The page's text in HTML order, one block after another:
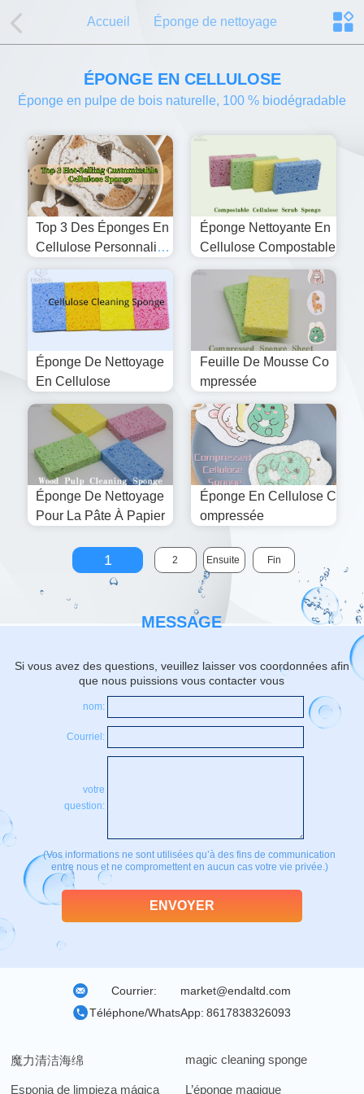
Accueil Éponge de nettoyage
ÉPONGE EN CELLULOSE
Éponge en pulpe de bois naturelle, 100 % biodégradable
Top 3 Des Éponges En
Cellulose Personnalisa
Bles Les Plus Vendues
Éponge Nettoyante En
Cellulose Compostable
Éponge De Nettoyage
En Cellulose
Feuille De Mousse Co
Mpressée
Éponge De Nettoyage
Pour La Pâte À Papier
Éponge En Cellulose C
Ompressée
1 2 Ensuite Fin
MESSAGE
Si vous avez des questions, veuillez laisser vos coordonnées afin
que nous puissions vous contacter vous
nom:
Courriel:
votre
question:
(Vos informations ne sont utilisées qu’à des fins de communication
entre nous et ne compromettent en aucun cas votre vie privée.)
Courrier:
market@endaltd.com
Téléphone/WhatsApp: 8617838326093
魔力清洁海绵 magic cleaning sponge
Esponja de limpieza mágica L’éponge magique